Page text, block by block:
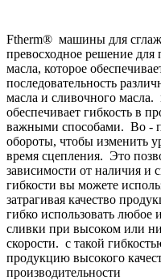
Ftherm® машины для
превосходное решение для
масла, которое
последовательность
масла и сливочного
обеспечивает гибкость в
важными способами. Во -
обороты, чтобы изменить
время сцепления. Это
зависимости от наличия и
гибкости вы можете
затрагивая качество
гибко использовать любое
сливки при высоком или
скорости. с такой
продукцию высокого
производительности